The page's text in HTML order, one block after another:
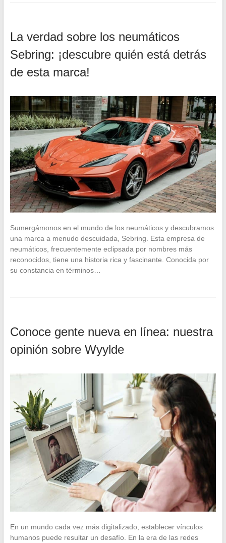
La verdad sobre los neumáticos
Sebring: ¡descubre quién está detrás
de esta marca!
Sumergámonos en el mundo de los neumáticos y descubramos
una marca a menudo descuidada, Sebring. Esta empresa de
neumáticos, frecuentemente eclipsada por nombres más
reconocidos, tiene una historia rica y fascinante. Conocida por
su constancia en términos…
Conoce gente nueva en línea: nuestra
opinión sobre Wyylde
En un mundo cada vez más digitalizado, establecer vínculos
humanos puede resultar un desafío. En la era de las redes